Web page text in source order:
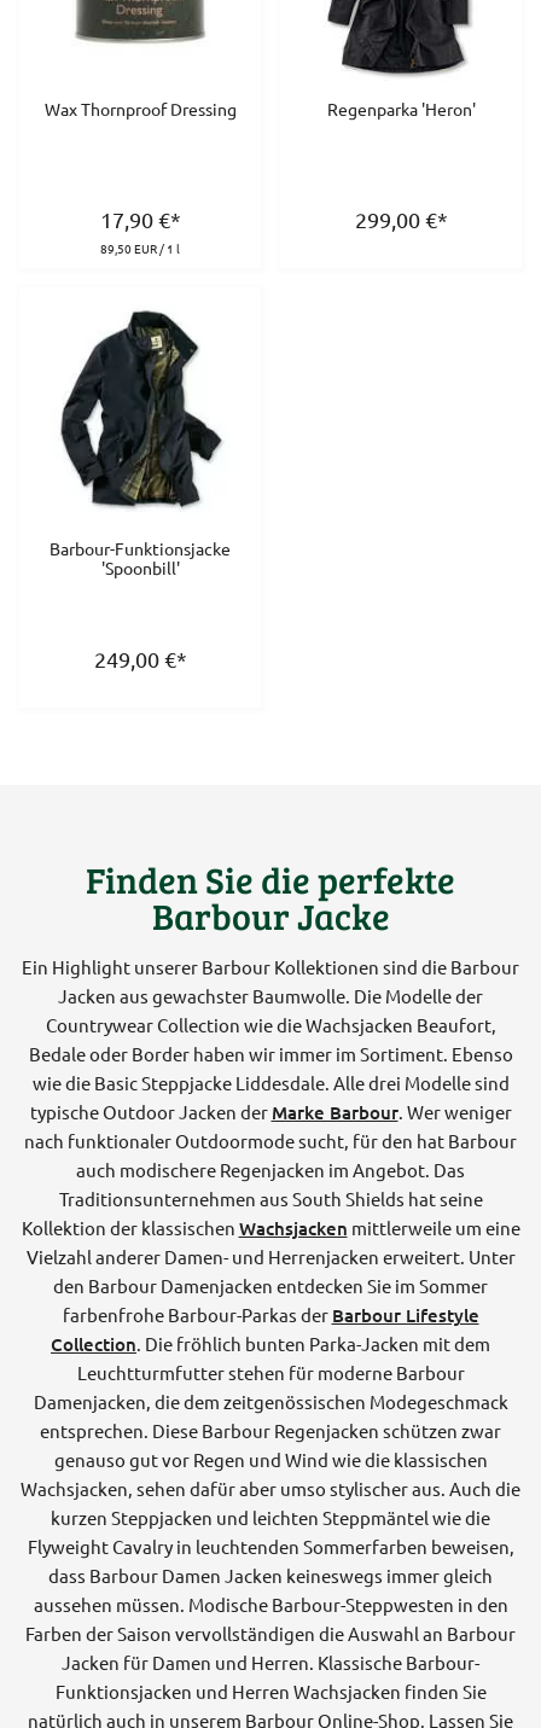
Wax Thornproof Dressing
17,90€*
89,50 EUR / 1 l
Regenparka 'Heron'
299,00€*
Barbour-Funktionsjacke
'Spoonbill'
249,00€*
Finden Sie die perfekte
Barbour Jacke
Ein Highlight unserer Barbour Kollektionen sind die Barbour
Jacken aus gewachster Baumwolle. Die Modelle der
Countrywear Collection wie die Wachsjacken Beaufort,
Bedale oder Border haben wir immer im Sortiment. Ebenso
wie die Basic Steppjacke Liddesdale. Alle drei Modelle sind
typische Outdoor Jacken der Marke Barbour. Wer weniger
nach funktionaler Outdoormode sucht, für den hat Barbour
auch modischere Regenjacken im Angebot. Das
Traditionsunternehmen aus South Shields hat seine
Kollektion der klassischen Wachsjacken mittlerweile um eine
Vielzahl anderer Damen- und Herrenjacken erweitert. Unter
den Barbour Damenjacken entdecken Sie im Sommer
farbenfrohe Barbour-Parkas der Barbour Lifestyle
Collection. Die fröhlich bunten Parka-Jacken mit dem
Leuchtturmfutter stehen für moderne Barbour
Damenjacken, die dem zeitgenössischen Modegeschmack
entsprechen. Diese Barbour Regenjacken schützen zwar
genauso gut vor Regen und Wind wie die klassischen
Wachsjacken, sehen dafür aber umso stylischer aus. Auch die
kurzen Steppjacken und leichten Steppmäntel wie die
Flyweight Cavalry in leuchtenden Sommerfarben beweisen,
dass Barbour Damen Jacken keineswegs immer gleich
aussehen müssen. Modische Barbour-Steppwesten in den
Farben der Saison vervollständigen die Auswahl an Barbour
Jacken für Damen und Herren. Klassische Barbour-
Funktionsjacken und Herren Wachsjacken finden Sie
natürlich auch in unserem Barbour Online-Shop. Lassen Sie